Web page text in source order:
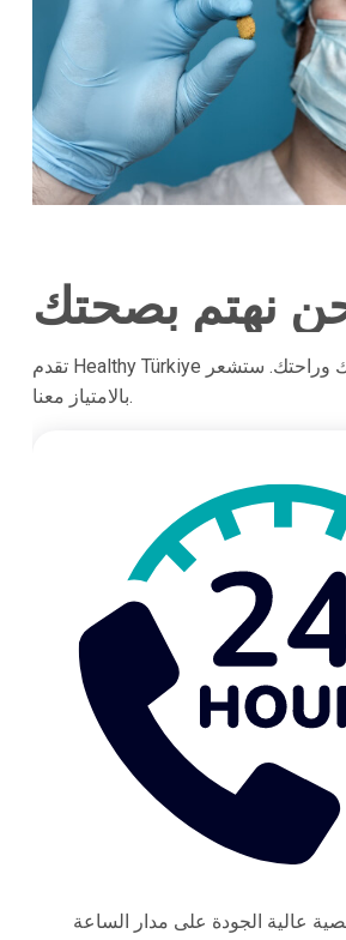
نهتم بصحتك
تقدم Healthy Türkiye الأفضل لصحتك وراحتك. ستشعر
بالامتياز معنا.
عالية الجودة على مدار الساعة